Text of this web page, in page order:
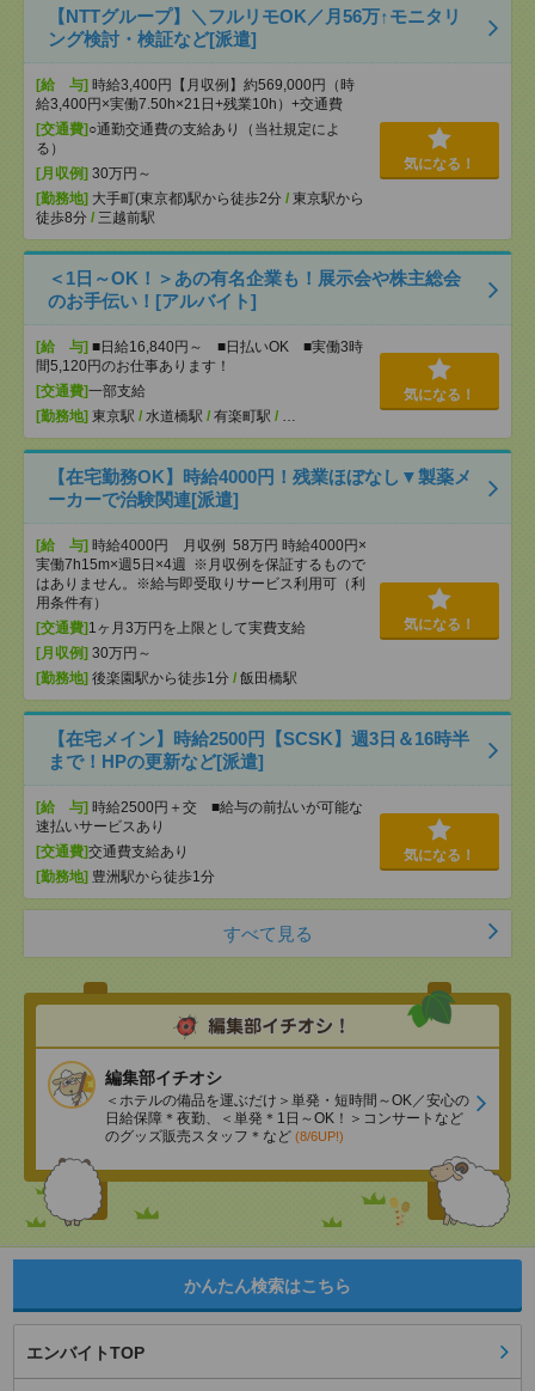
【NTTグループ】＼フルリモOK／月56万↑モニタリ
ング検討・検証など[派遣]
[給 与] 時給3,400円【月収例】約569,000円（時
給3,400円×実働7.50h×21日+残業10h）+交通費
[交通費]○通勤交通費の支給あり（当社規定によ
る）
[月収例] 30万円～
[勤務地] 大手町(東京都)駅から徒歩2分 / 東京駅から
徒歩8分 / 三越前駅
気になる！
＜1日～OK！＞あの有名企業も！展示会や株主総会
のお手伝い！[アルバイト]
[給 与] ■日給16,840円～ ■日払いOK ■実働3時
間5,120円のお仕事あります！
[交通費]一部支給
[勤務地] 東京駅 / 水道橋駅 / 有楽町駅 /
気になる！
【在宅勤務OK】時給4000円！残業ほぼなし▼製薬メ
ーカーで治験関連[派遣]
[給 与] 時給4000円 月収例 58万円 時給4000円×
実働7h15m×週5日×4週 ※月収例を保証するもので
はありません。※給与即受取りサービス利用可（利
用条件有）
[交通費]1ヶ月3万円を上限として実費支給
[月収例] 30万円～
[勤務地] 後楽園駅から徒歩1分 / 飯田橋駅
気になる！
【在宅メイン】時給2500円【SCSK】週3日＆16時半
まで！HPの更新など[派遣]
[給 与] 時給2500円＋交 ■給与の前払いが可能な
速払いサービスあり
[交通費]交通費支給あり
[勤務地] 豊洲駅から徒歩1分
気になる！
すべて見る
編集部イチオシ
＜ホテルの備品を運ぶだけ＞単発・短時間～OK／安心の
日給保障＊夜勤、＜単発＊1日～OK！＞コンサートなど
のグッズ販売スタッフ＊など (8/6UP!)
かんたん検索はこちら
エンバイトTOP